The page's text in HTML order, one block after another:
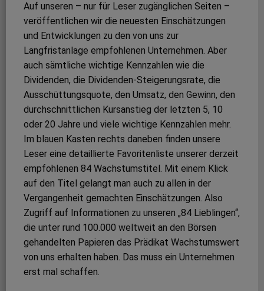
Auf unseren – nur für Leser zugänglichen Seiten –
veröffentlichen wir die neuesten Einschätzungen
und Entwicklungen zu den von uns zur
Langfristanlage empfohlenen Unternehmen. Aber
auch sämtliche wichtige Kennzahlen wie die
Dividenden, die Dividenden-Steigerungsrate, die
Ausschüttungsquote, den Umsatz, den Gewinn, den
durchschnittlichen Kursanstieg der letzten 5, 10
oder 20 Jahre und viele wichtige Kennzahlen mehr.
Im blauen Kasten rechts daneben finden unsere
Leser eine detaillierte Favoritenliste unserer derzeit
empfohlenen 84 Wachstumstitel. Mit einem Klick
auf den Titel gelangt man auch zu allen in der
Vergangenheit gemachten Einschätzungen. Also
Zugriff auf Informationen zu unseren „84 Lieblingen“,
die unter rund 100.000 weltweit an den Börsen
gehandelten Papieren das Prädikat Wachstumswert
von uns erhalten haben. Das muss ein Unternehmen
erst mal schaffen.